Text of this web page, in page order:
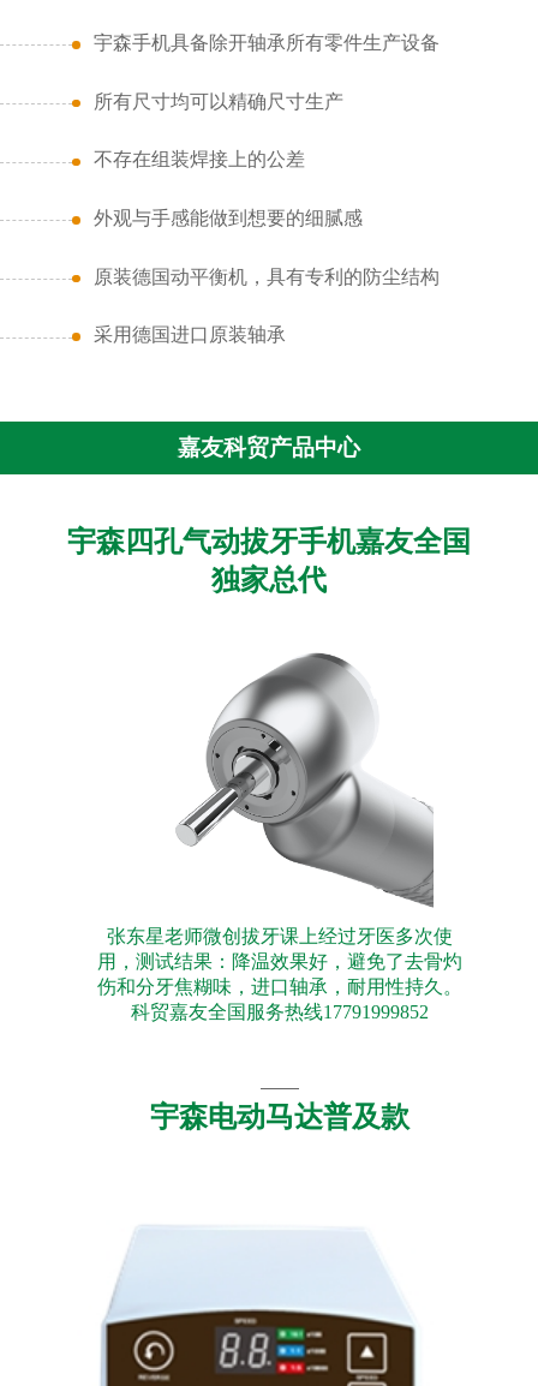
宇森手机具备除开轴承所有零件生产设备
所有尺寸均可以精确尺寸生产
不存在组装焊接上的公差
外观与手感能做到想要的细腻感
原装德国动平衡机，具有专利的防尘结构
采用德国进口原装轴承
嘉友科贸产品中心
宇森四孔气动拔牙手机嘉友全国
独家总代
张东星老师微创拔牙课上经过牙医多次使
用，测试结果：降温效果好，避免了去骨灼
伤和分牙焦糊味，进口轴承，耐用性持久。
科贸嘉友全国服务热线17791999852
宇森电动马达普及款